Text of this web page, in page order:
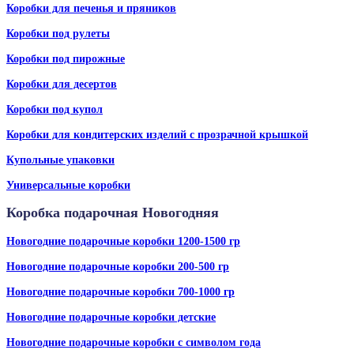
Коробки для печенья и пряников
Коробки под рулеты
Коробки под пирожные
Коробки для десертов
Коробки под купол
Коробки для кондитерских изделий с прозрачной крышкой
Купольные упаковки
Универсальные коробки
Коробка подарочная Новогодняя
Новогодние подарочные коробки 1200-1500 гр
Новогодние подарочные коробки 200-500 гр
Новогодние подарочные коробки 700-1000 гр
Новогодние подарочные коробки детские
Новогодние подарочные коробки с символом года